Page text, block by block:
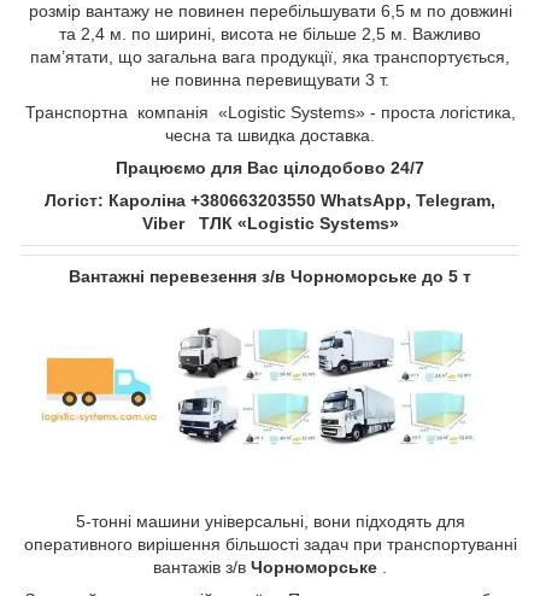
розмір вантажу не повинен перебільшувати 6,5 м по довжині
та 2,4 м. по ширині, висота не більше 2,5 м. Важливо
пам’ятати, що загальна вага продукції, яка транспортується,
не повинна перевищувати 3 т.
Транспортна компанія «Logistic Systems» - проста логістика,
чесна та швидка доставка.
Працюємо для Вас цілодобово 24/7
Логіст: Кароліна +380663203550 WhatsApp, Telegram,
Viber ТЛК «Logistic Systems»
Вантажні перевезення з/в Чорноморське до 5 т
5-тонні машини універсальні, вони підходять для
оперативного вирішення більшості задач при транспортуванні
вантажів з/в Чорноморське